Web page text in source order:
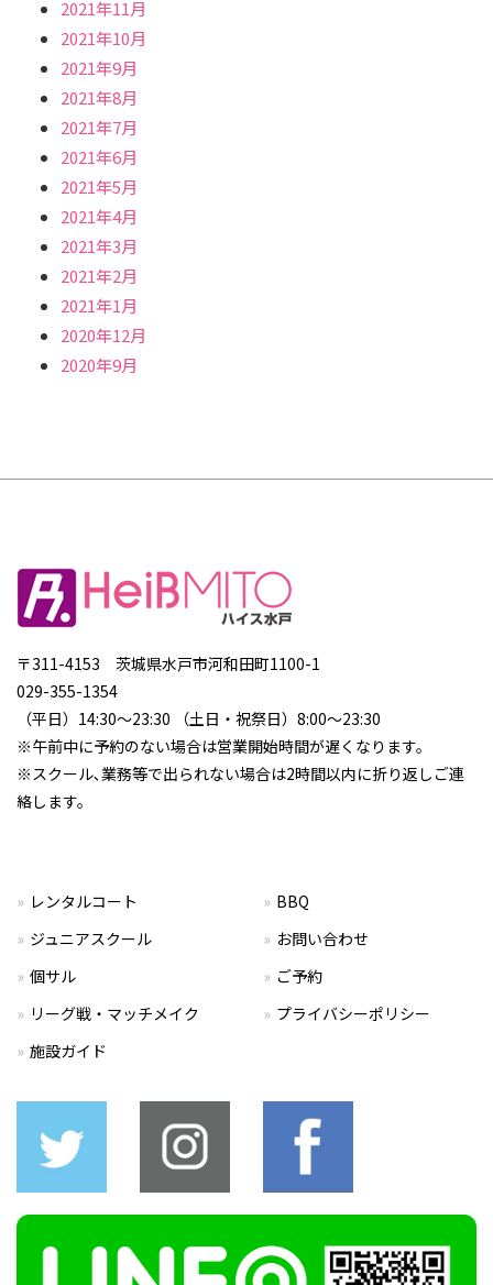
2021年11月
2021年10月
2021年9月
2021年8月
2021年7月
2021年6月
2021年5月
2021年4月
2021年3月
2021年2月
2021年1月
2020年12月
2020年9月
〒311-4153 茨城県水戸市河和田町1100-1
029-355-1354
（平日）14:30～23:30 （土日・祝祭日）8:00～23:30
※午前中に予約のない場合は営業開始時間が遅くなります。
※スクール､業務等で出られない場合は2時間以内に折り返しご連
絡します。
レンタルコート
ジュニアスクール
個サル
リーグ戦・マッチメイク
施設ガイド
BBQ
お問い合わせ
ご予約
プライバシーポリシー